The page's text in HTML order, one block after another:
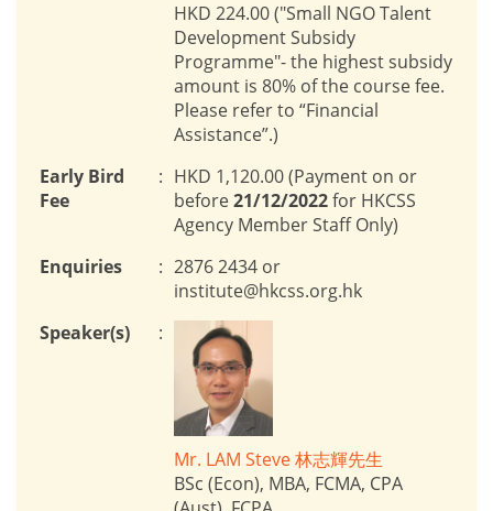
HKD 224.00 ("Small NGO Talent
Development Subsidy
Programme"- the highest subsidy
amount is 80% of the course fee.
Please refer to “Financial
Assistance”.)
Early Bird
Fee
: HKD 1,120.00 (Payment on or
before21/12/2022for HKCSS
Agency Member Staff Only)
Enquiries
: 2876 2434 or
institute@hkcss.org.hk
Speaker(s)
:
Mr. LAM Steve 林志輝先生
BSc (Econ), MBA, FCMA, CPA